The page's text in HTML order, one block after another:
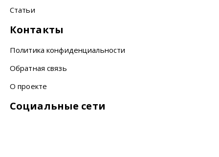
Статьи
Контакты
Политика конфиденциальности
Обратная связь
О проекте
Социальные сети